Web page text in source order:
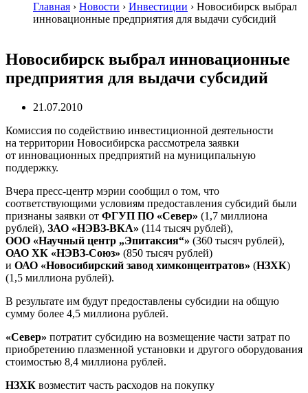
Главная › Новости › Инвестиции › Новосибирск выбрал
инновационные предприятия для выдачи субсидий
Новосибирск выбрал инновационные
предприятия для выдачи субсидий
21.07.2010
Комиссия по содействию инвестиционной деятельности
на территории Новосибирска рассмотрела заявки
от инновационных предприятий на муниципальную
поддержку.
Вчера пресс-центр мэрии сообщил о том, что
соответствующими условиям предоставления субсидий были
признаны заявки от ФГУП ПО «Север» (1,7 миллиона
рублей), ЗАО «НЭВЗ-ВКА» (114 тысяч рублей),
ООО «Научный центр „Эпитаксия“» (360 тысяч рублей),
ОАО ХК «НЭВЗ-Союз» (850 тысяч рублей)
и ОАО «Новосибирский завод химконцентратов» (НЗХК)
(1,5 миллиона рублей).
В результате им будут предоставлены субсидии на общую
сумму более 4,5 миллиона рублей.
«Север» потратит субсидию на возмещение части затрат по
приобретению плазменной установки и другого оборудования
стоимостью 8,4 миллиона рублей.
НЗХК возместит часть расходов на покупку